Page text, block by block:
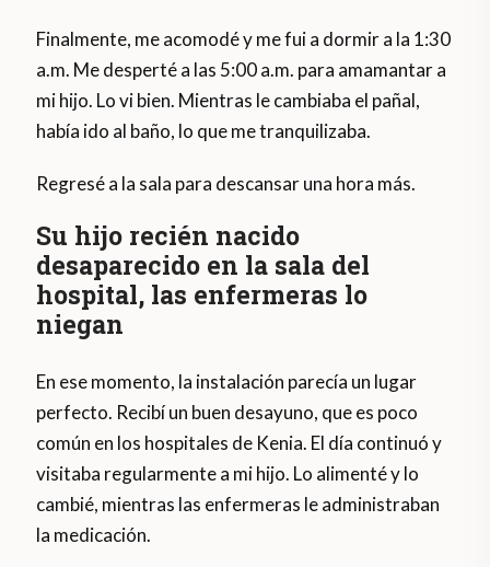
Finalmente, me acomodé y me fui a dormir a la 1:30
a.m. Me desperté a las 5:00 a.m. para amamantar a
mi hijo. Lo vi bien. Mientras le cambiaba el pañal,
había ido al baño, lo que me tranquilizaba.
Regresé a la sala para descansar una hora más.
Su hijo recién nacido
desaparecido en la sala del
hospital, las enfermeras lo
niegan
En ese momento, la instalación parecía un lugar
perfecto. Recibí un buen desayuno, que es poco
común en los hospitales de Kenia. El día continuó y
visitaba regularmente a mi hijo. Lo alimenté y lo
cambié, mientras las enfermeras le administraban
la medicación.